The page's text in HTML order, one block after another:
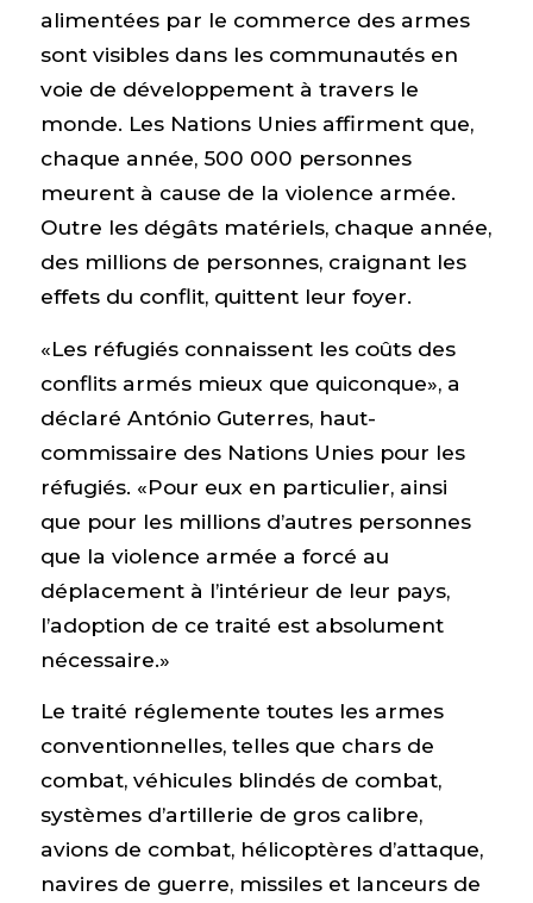
alimentées par le commerce des armes
sont visibles dans les communautés en
voie de développement à travers le
monde. Les Nations Unies affirment que,
chaque année, 500 000 personnes
meurent à cause de la violence armée.
Outre les dégâts matériels, chaque année,
des millions de personnes, craignant les
effets du conflit, quittent leur foyer.
«Les réfugiés connaissent les coûts des
conflits armés mieux que quiconque», a
déclaré António Guterres, haut-
commissaire des Nations Unies pour les
réfugiés. «Pour eux en particulier, ainsi
que pour les millions d’autres personnes
que la violence armée a forcé au
déplacement à l’intérieur de leur pays,
l’adoption de ce traité est absolument
nécessaire.»
Le traité réglemente toutes les armes
conventionnelles, telles que chars de
combat, véhicules blindés de combat,
systèmes d’artillerie de gros calibre,
avions de combat, hélicoptères d’attaque,
navires de guerre, missiles et lanceurs de